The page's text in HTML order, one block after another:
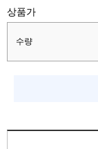
상품가
수량